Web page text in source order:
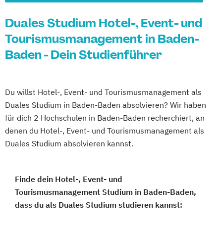
Duales Studium Hotel-, Event- und
Tourismusmanagement in Baden-
Baden - Dein Studienführer
Du willst Hotel-, Event- und Tourismusmanagement als
Duales Studium in Baden-Baden absolvieren? Wir haben
für dich 2 Hochschulen in Baden-Baden recherchiert, an
denen du Hotel-, Event- und Tourismusmanagement als
Duales Studium absolvieren kannst.
Finde dein Hotel-, Event- und
Tourismusmanagement Studium in Baden-Baden,
dass du als Duales Studium studieren kannst: